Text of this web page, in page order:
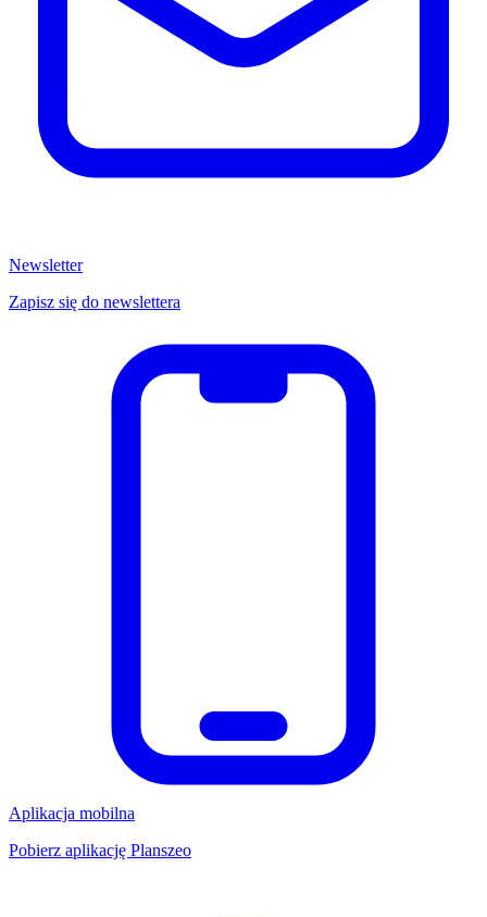
Newsletter
Zapisz się do newslettera
Aplikacja mobilna
Pobierz aplikację Planszeo